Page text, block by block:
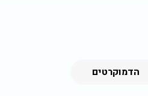
הדמוקרטים